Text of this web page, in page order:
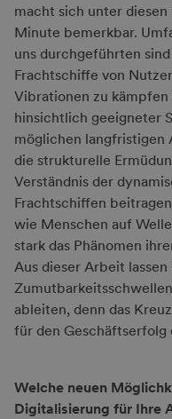
macht sich unter
Minute bemerkbar.
uns durchgeführten
Frachtschiffe von
Vibrationen zu kämpfen
hinsichtlich geeigneter
möglichen langfristigen
die strukturelle
Verständnis der
Frachtschiffen
wie Menschen auf
stark das Phänomen
Aus dieser Arbeit lassen
ableiten, denn das
für den Geschäftserfolg
Welche neuen
Digitalisierung für Ihre